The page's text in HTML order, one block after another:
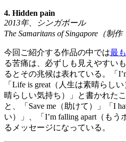
4. Hidden pain
2013年、シンガポール
The Samaritans of Singapore （制作
今回ご紹介する作品の中では最
る苦痛は、必ずしも見えやすい
るとその兆候は表れている。「
「Life is great（人生は素晴らし
晴らしい気持ち）」と書かれた
と、「Save me（助けて）」「I
い）」、「I’m falling apart（も
るメッセージになっている。